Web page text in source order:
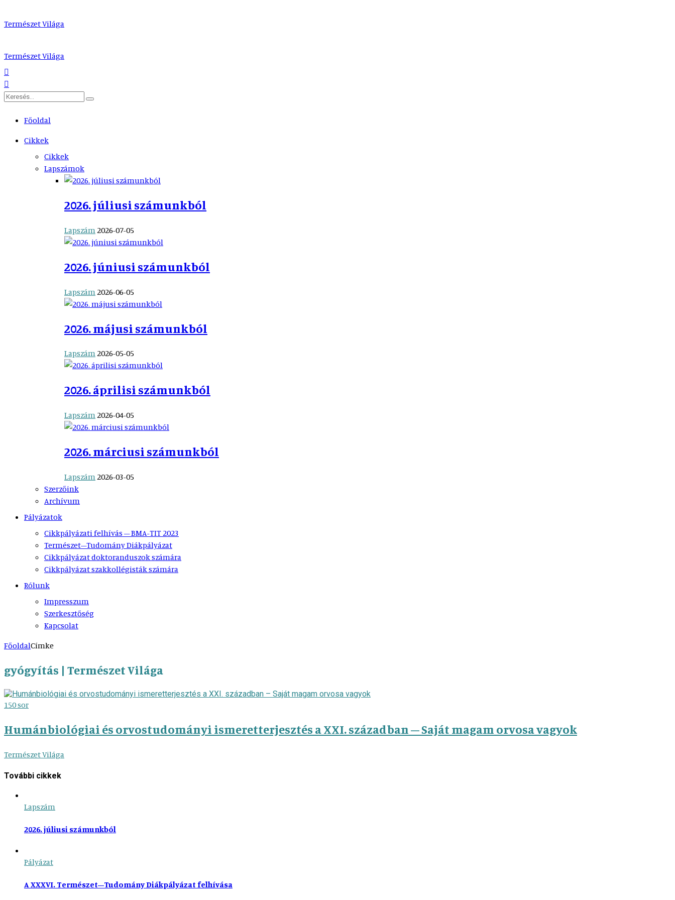
Természet Világa
Természet Világa
Főoldal
Cikkek
Cikkek
Lapszámok
2026. júliusi számunkból
Lapszám 2026-07-05
2026. júniusi számunkból
Lapszám 2026-06-05
2026. májusi számunkból
Lapszám2026-05-05
2026. áprilisi számunkból
Lapszám2026-04-05
2026. márciusi számunkból
Lapszám2026-03-05
Szerzőink
Archívum
Pályázatok
Cikkpályázati felhívás – BMA-TIT 2023
Természet–Tudomány Diákpályázat
Cikkpályázat doktoranduszok számára
Cikkpályázat szakkollégisták számára
Rólunk
Impresszum
Szerkesztőség
Kapcsolat
FőoldalCímke
gyógyítás | Természet Világa
150 sor
Humánbiológiai és orvostudományi ismeretterjesztés a XXI. században – Saját magam orvosa vagyok
Természet Világa
További cikkek
Lapszám
2026. júliusi számunkból
Pályázat
A XXXVI. Természet–Tudomány Diákpályázat felhívása